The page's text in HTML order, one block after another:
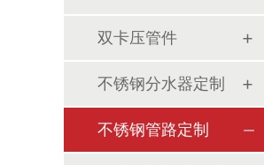
双卡压管件
不锈钢分水器定制
不锈钢管路定制